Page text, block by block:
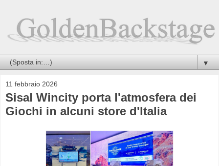
▼
11 febbraio 2026
Sisal Wincity porta l'atmosfera dei
Giochi in alcuni store d'Italia